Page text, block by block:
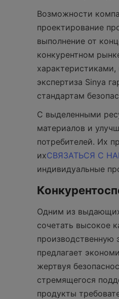
Возможности
проектирование
выполнение от
конкурентном
экспертиза Sinya
стандартам
С выделенными
материалов и
потребителей. Их
ихСВЯЗАТЬСЯ С
индивидуальные
Одним из
сочетать высокое
производственную
предлагает
жертвуя
стремящегося
продукты